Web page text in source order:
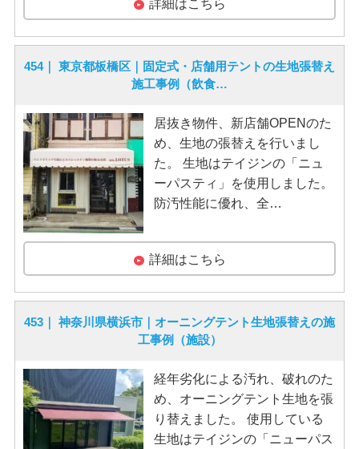
詳細はこちら
454｜ 東京都板橋区｜固定式・店舗用テントの生地張替え
施工事例（飲食…
居抜き物件、新店舗OPENのた
め、生地の張替えを行いまし
た。 生地はテイジンの「ニュ
ーパスティ」を使用しました。
防汚性能に優れ、全…
詳細はこちら
453｜ 神奈川県横浜市｜オーニングテント生地張替えの施
工事例（施設）
経年劣化による汚れ、破れのた
め、オーニングテント生地を張
り替えました。 使用している
生地はテイジンの「ニューパス